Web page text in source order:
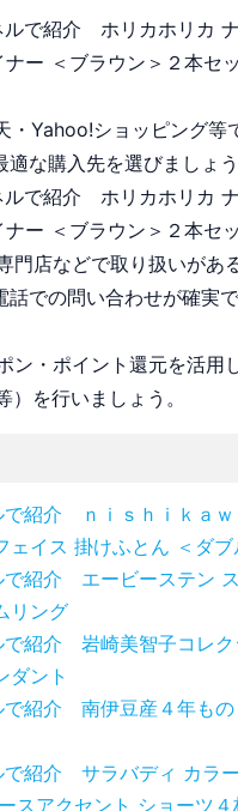
ルで紹介 ホリカホリカ
ー ＜ブラウン＞２本セ
・Yahoo!ショッピング等
な購入先を選びましょう
ルで紹介 ホリカホリカ
ー ＜ブラウン＞２本セ
門店などで取り扱いがあ
話での問い合わせが確実で
ン・ポイント還元を活用
を行いましょう。
で紹介 ｎｉｓｈｉｋａ
ェイス 掛けふとん ＜ダブ
で紹介 エービーステン
リング
で紹介 岩崎美智子コレ
ダント
で紹介 南伊豆産４年もの
で紹介 サラバディ カラ
スアクセント ショーツ４